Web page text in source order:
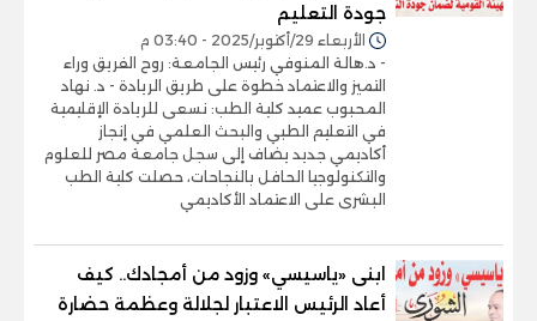
جودة التعليم
الأربعاء 29/أكتوبر/2025 - 03:40 م
- د.هالة المنوفي رئيس الجامعة: روح الفريق وراء
التميز والاعتماد خطوة على طريق الريادة - د. نهاد
المحبوب عميد كلية الطب: نسعى للريادة الإقليمية
في التعليم الطبي والبحث العلمي في إنجاز
أكاديمي جديد يضاف إلى سجل جامعة مصر للعلوم
والتكنولوجيا الحافل بالنجاحات، حصلت كلية الطب
البشرى على الاعتماد الأكاديمي
ابنى «ياسيسي» وزود من أمجادك.. كيف
أعاد الرئيس الاعتبار لجلالة وعظمة حضارة